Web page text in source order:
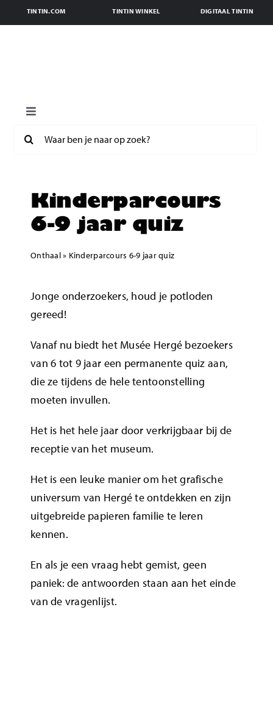
to
TINTIN.COM TINTIN WINKEL DIGITAAL TINTIN
Toggle
Navigation
Welkom
Presentatie
Café – Restaurant
Uw evenementen
Contacten
Search
Kinderparcours
6-9 jaar quiz
Onthaal» Kinderparcours 6-9 jaar quiz
Jonge onderzoekers, houd je potloden
gereed!
Vanaf nu biedt het Musée Hergé bezoekers
van 6 tot 9 jaar een permanente quiz aan,
die ze tijdens de hele tentoonstelling
moeten invullen.
Het is het hele jaar door verkrijgbaar bij de
receptie van het museum.
Het is een leuke manier om het grafische
universum van Hergé te ontdekken en zijn
uitgebreide papieren familie te leren
kennen.
En als je een vraag hebt gemist, geen
paniek: de antwoorden staan aan het einde
van de vragenlijst.